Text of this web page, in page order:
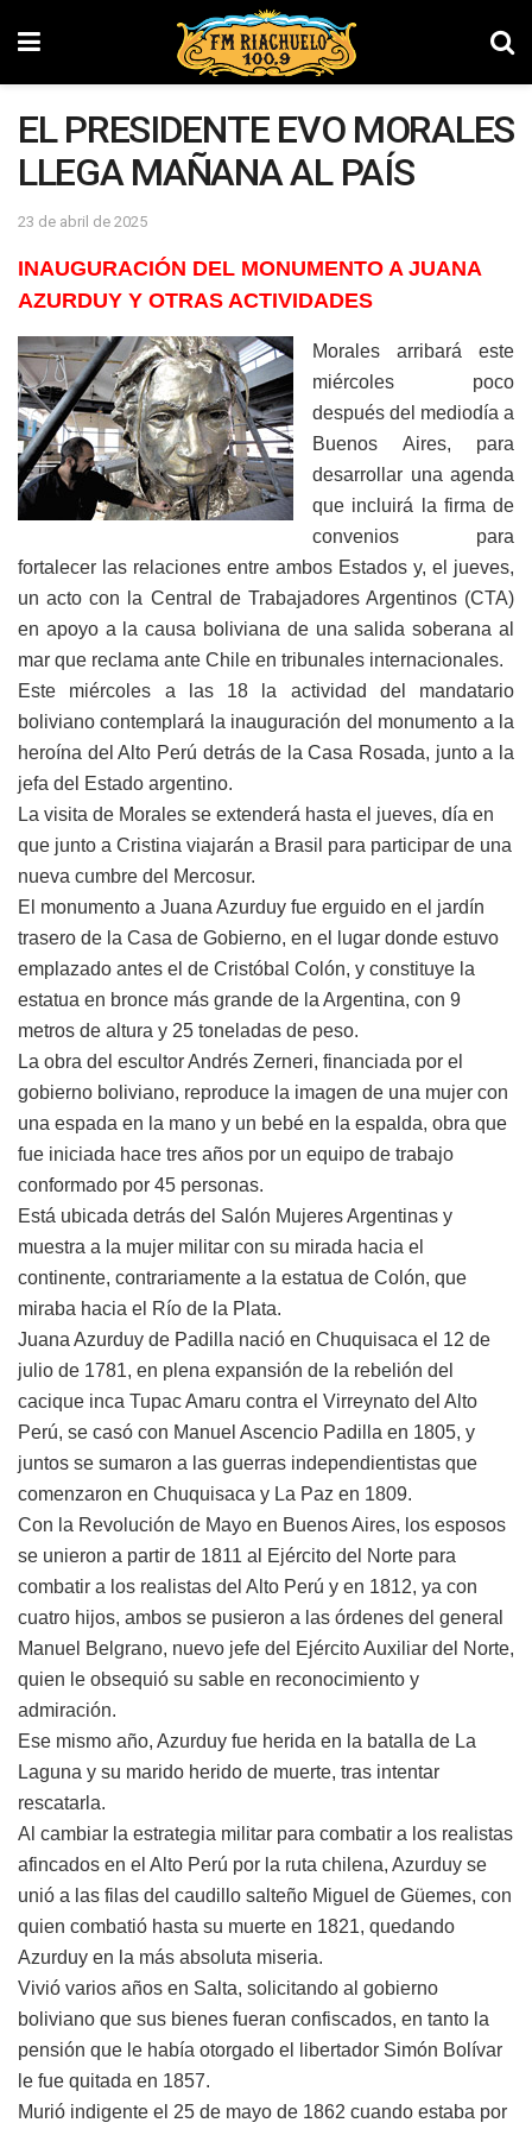
EL PRESIDENTE EVO MORALES
LLEGA MAÑANA AL PAÍS
23 de abril de 2025
INAUGURACIÓN DEL MONUMENTO A JUANA
AZURDUY Y OTRAS ACTIVIDADES
Morales arribará este
miércoles poco
después del mediodía a
Buenos Aires, para
desarrollar una agenda
que incluirá la firma de
convenios para
fortalecer las relaciones entre ambos Estados y, el jueves,
un acto con la Central de Trabajadores Argentinos (CTA)
en apoyo a la causa boliviana de una salida soberana al
mar que reclama ante Chile en tribunales internacionales.
Este miércoles a las 18 la actividad del mandatario
boliviano contemplará la inauguración del monumento a la
heroína del Alto Perú detrás de la Casa Rosada, junto a la
jefa del Estado argentino.
La visita de Morales se extenderá hasta el jueves, día en
que junto a Cristina viajarán a Brasil para participar de una
nueva cumbre del Mercosur.
El monumento a Juana Azurduy fue erguido en el jardín
trasero de la Casa de Gobierno, en el lugar donde estuvo
emplazado antes el de Cristóbal Colón, y constituye la
estatua en bronce más grande de la Argentina, con 9
metros de altura y 25 toneladas de peso.
La obra del escultor Andrés Zerneri, financiada por el
gobierno boliviano, reproduce la imagen de una mujer con
una espada en la mano y un bebé en la espalda, obra que
fue iniciada hace tres años por un equipo de trabajo
conformado por 45 personas.
Está ubicada detrás del Salón Mujeres Argentinas y
muestra a la mujer militar con su mirada hacia el
continente, contrariamente a la estatua de Colón, que
miraba hacia el Río de la Plata.
Juana Azurduy de Padilla nació en Chuquisaca el 12 de
julio de 1781, en plena expansión de la rebelión del
cacique inca Tupac Amaru contra el Virreynato del Alto
Perú, se casó con Manuel Ascencio Padilla en 1805, y
juntos se sumaron a las guerras independientistas que
comenzaron en Chuquisaca y La Paz en 1809.
Con la Revolución de Mayo en Buenos Aires, los esposos
se unieron a partir de 1811 al Ejército del Norte para
combatir a los realistas del Alto Perú y en 1812, ya con
cuatro hijos, ambos se pusieron a las órdenes del general
Manuel Belgrano, nuevo jefe del Ejército Auxiliar del Norte,
quien le obsequió su sable en reconocimiento y
admiración.
Ese mismo año, Azurduy fue herida en la batalla de La
Laguna y su marido herido de muerte, tras intentar
rescatarla.
Al cambiar la estrategia militar para combatir a los realistas
afincados en el Alto Perú por la ruta chilena, Azurduy se
unió a las filas del caudillo salteño Miguel de Güemes, con
quien combatió hasta su muerte en 1821, quedando
Azurduy en la más absoluta miseria.
Vivió varios años en Salta, solicitando al gobierno
boliviano que sus bienes fueran confiscados, en tanto la
pensión que le había otorgado el libertador Simón Bolívar
le fue quitada en 1857.
Murió indigente el 25 de mayo de 1862 cuando estaba por